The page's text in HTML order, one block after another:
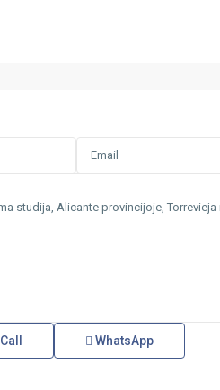
Call WhatsApp